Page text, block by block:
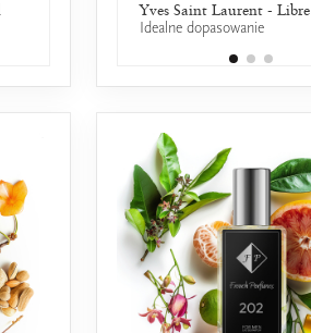
Naomi Campbell - Naomi
Yves Saint Laurent - Libre
Idealne dopasowanie